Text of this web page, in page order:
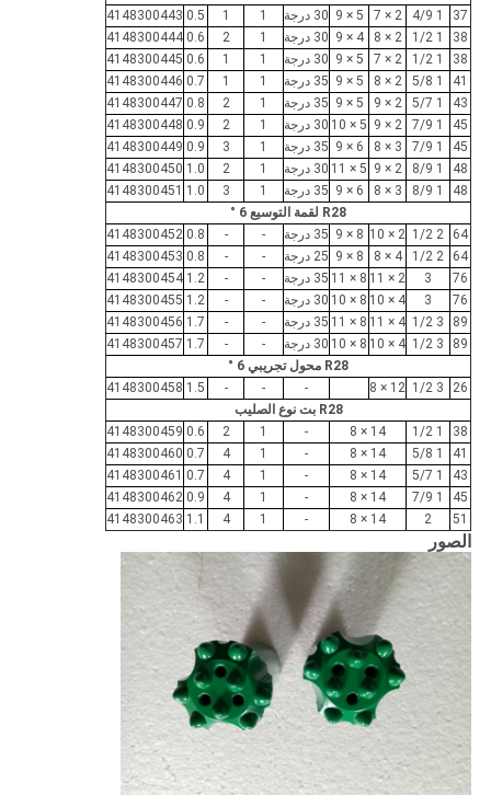
37
1 4/9
2 × 7
5 × 9 30 درجة 1
1
0.5
4148300443
38
1 1/2
2 × 8
4 × 9 30 درجة 1
2
0.6
4148300444
38
1 1/2
2 × 7
5 × 9 30 درجة 1
1
0.6
4148300445
41
1 5/8
2 × 8
5 × 9 35 درجة 1
1
0.7
4148300446
43
1 5/7
2 × 9
5 × 9 35 درجة 1
2
0.8
4148300447
45
1 7/9
2 × 9
5 × 10 30 درجة 1
2
0.9
4148300448
45
1 7/9
3 × 8
6 × 9 35 درجة 1
3
0.9
4148300449
48
1 8/9
2 × 9
5 × 11 30 درجة 1
2
1.0
4148300450
48
1 8/9
3 × 8
6 × 9 35 درجة 1
3
1.0
4148300451
R28 لقمة التوسيع 6 °
64
2 1/2
2 × 10
8 × 9 35 درجة -
-
0.8
4148300452
64
2 1/2
4 × 8
8 × 9 25 درجة -
-
0.8
4148300453
76
3
2 × 11
8 × 11 35 درجة -
-
1.2
4148300454
76
3
4 × 10
8 × 10 30 درجة -
-
1.2
4148300455
89
3 1/2
4 × 11
8 × 11 35 درجة -
-
1.7
4148300456
89
3 1/2
4 × 10
8 × 10 30 درجة -
-
1.7
4148300457
R28 محول تجريبي 6 °
26
3 1/2
12 × 8
-
-
-
1.5
4148300458
R28 بت نوع الصليب
38
1 1/2
14 × 8
-
1
2
0.6
4148300459
41
1 5/8
14 × 8
-
1
4
0.7
4148300460
43
1 5/7
14 × 8
-
1
4
0.7
4148300461
45
1 7/9
14 × 8
-
1
4
0.9
4148300462
51
2
14 × 8
-
1
4
1.1
4148300463
الصور